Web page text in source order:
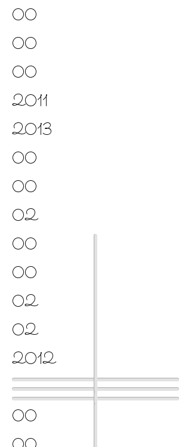
00
00
00
2011
2013
00
00
02
00
00
02
02
2012
00